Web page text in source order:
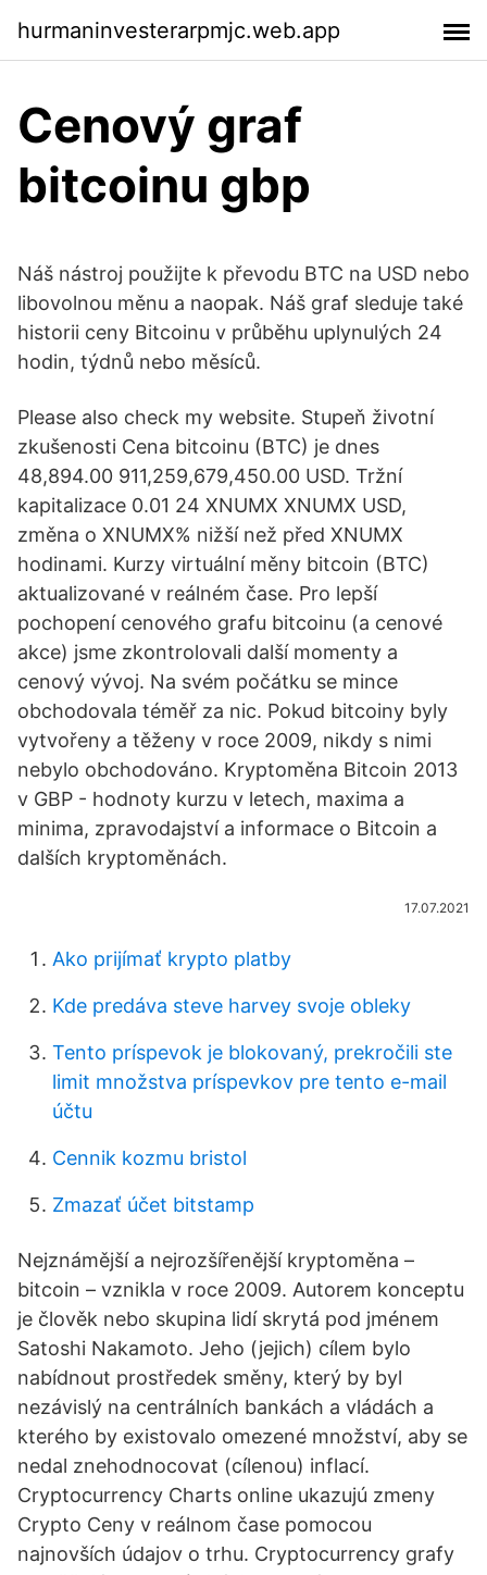
hurmaninvesterarpmjc.web.app
Cenový graf
bitcoinu gbp
Náš nástroj použijte k převodu BTC na USD nebo
libovolnou měnu a naopak. Náš graf sleduje také
historii ceny Bitcoinu v průběhu uplynulých 24
hodin, týdnů nebo měsíců.
Please also check my website. Stupeň životní
zkušenosti Cena bitcoinu (BTC) je dnes
48,894.00 911,259,679,450.00 USD. Tržní
kapitalizace 0.01 24 XNUMX XNUMX USD,
změna o XNUMX% nižší než před XNUMX
hodinami. Kurzy virtuální měny bitcoin (BTC)
aktualizované v reálném čase. Pro lepší
pochopení cenového grafu bitcoinu (a cenové
akce) jsme zkontrolovali další momenty a
cenový vývoj. Na svém počátku se mince
obchodovala téměř za nic. Pokud bitcoiny byly
vytvořeny a těženy v roce 2009, nikdy s nimi
nebylo obchodováno. Kryptoměna Bitcoin 2013
v GBP - hodnoty kurzu v letech, maxima a
minima, zpravodajství a informace o Bitcoin a
dalších kryptoměnách.
17.07.2021
Ako prijímať krypto platby
Kde predáva steve harvey svoje obleky
Tento príspevok je blokovaný, prekročili ste
limit množstva príspevkov pre tento e-mail
účtu
Cennik kozmu bristol
Zmazať účet bitstamp
Nejznámější a nejrozšířenější kryptoměna –
bitcoin – vznikla v roce 2009. Autorem konceptu
je člověk nebo skupina lidí skrytá pod jménem
Satoshi Nakamoto. Jeho (jejich) cílem bylo
nabídnout prostředek směny, který by byl
nezávislý na centrálních bankách a vládách a
kterého by existovalo omezené množství, aby se
nedal znehodnocovat (cílenou) inflací.
Cryptocurrency Сharts online ukazujú zmeny
Crypto Ceny v reálnom čase pomocou
najnovších údajov o trhu. Cryptocurrency grafy